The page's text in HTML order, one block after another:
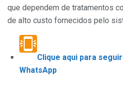
que dependem de tratamentos
de alto custo fornecidos pelo
Clique aqui para
WhatsApp